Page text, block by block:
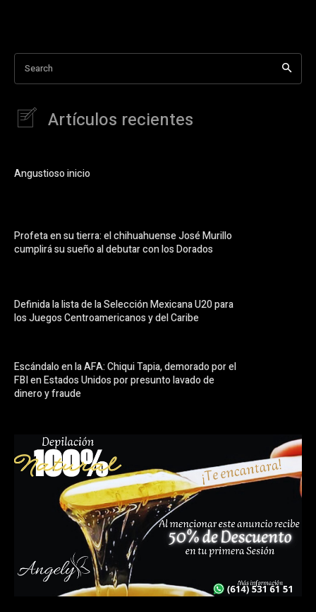
Search
Artículos recientes
Angustioso inicio
Profeta en su tierra: el chihuahuense José Murillo
cumplirá su sueño al debutar con los Dorados
Definida la lista de la Selección Mexicana U20 para
los Juegos Centroamericanos y del Caribe
Escándalo en la AFA: Chiqui Tapia, demorado por el
FBI en Estados Unidos por presunto lavado de
dinero y fraude